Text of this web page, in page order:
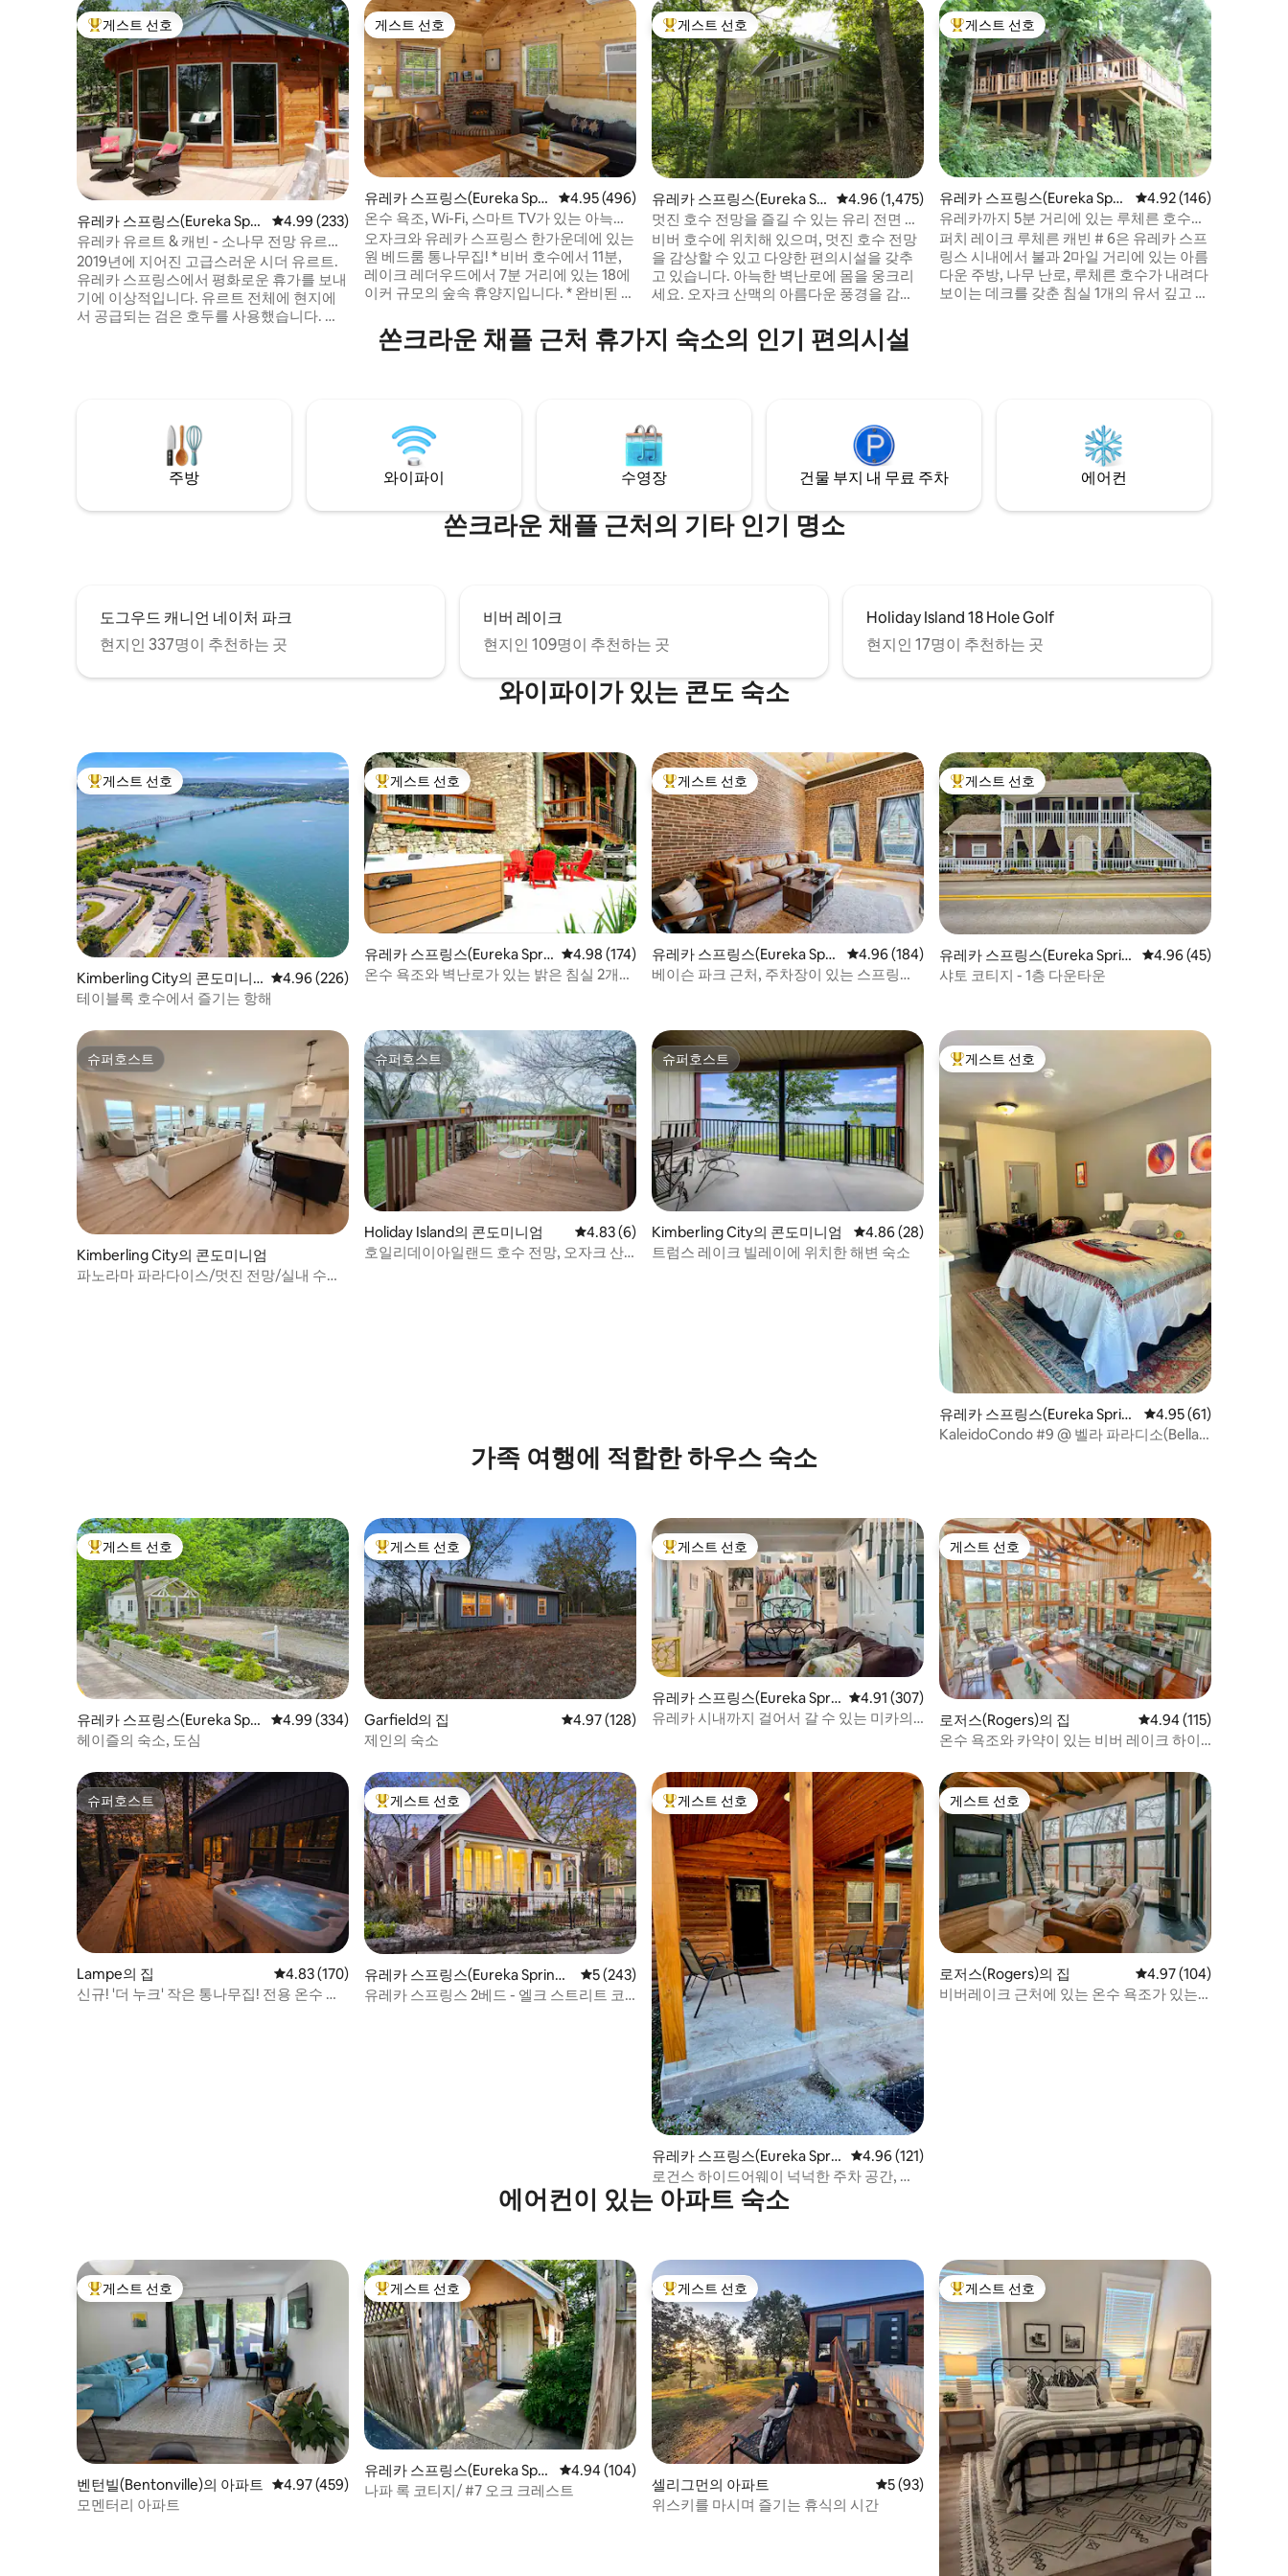
상위 게스트 선호
게스트 선호
유레카 스프링스(Eureka Spri
ngs)의 유르트
평점 4.99점(5점 만점), 후기 233개
4.99 (233)
유레카 유르트 & 캐빈 - 소나무 전망 유르트,
온수 욕조 있음
2019년에 지어진 고급스러운 시더 유르트.
유레카 스프링스에서 평화로운 휴가를 보내
기에 이상적입니다. 유르트 전체에 현지에
서 공급되는 검은 호두를 사용했습니다. 킹
파이, 에어컨, 난방, 조리에 필요한 모든 것
이 갖춰진 주방. 넓은 데크에 마련된 전용 온
수 욕조에서 자연의 풍경과 소리를 즐길 수
있습니다. 마을까지 차로 짧은 거리.
게스트 선호
게스트 선호
유레카 스프링스(Eureka Spri
ngs)의 통나무집
평점 4.95점(5점 만점), 후기 496개
4.95 (496)
온수 욕조, Wi-Fi, 스마트 TV가 있는 아늑한
캐빈
오자크와 유레카 스프링스 한가운데에 있는
원 베드룸 통나무집! * 비버 호수에서 11분,
레이크 레더우드에서 7분 거리에 있는 18에
이커 규모의 숲속 휴양지입니다. * 완비된 주
전망을 감상할 수 있는 전용 백 데크 * 자쿠
지 욕조 * 와이파이. * 넷플릭스 접속이 가능
시내까지 5마일.
상위 게스트 선호
게스트 선호
유레카 스프링스(Eureka Sp
rings)의 통나무집
평점 4.96점(5점 만점), 후기 1,475개
4.96 (1,475)
멋진 호수 전망을 즐길 수 있는 유리 전면 통
나무집
비버 호수에 위치해 있으며, 멋진 호수 전망
을 감상할 수 있고 다양한 편의시설을 갖추
고 있습니다. 아늑한 벽난로에 몸을 웅크리
세요. 오자크 산맥의 아름다운 풍경을 감상
아님)에서 휴식을 취해보세요. 유리 지붕을
통해 별과 나무 꼭대기를 바라보며, 필로우
수수료: 75달러 - 첫 번째 반려견, 25달러 -
두 번째 반려견. 최대 2마리. 고양이는 안 됩
니다.
상위 게스트 선호
게스트 선호
유레카 스프링스(Eureka Spri
ngs)의 집
평점 4.92점(5점 만점),
4.92 (146)
유레카까지 5분 거리에 있는 루체른 호수의
유서 깊은 오두막!
퍼치 레이크 루체른 캐빈 # 6은 유레카 스프
링스 시내에서 불과 2마일 거리에 있는 아름
다운 주방, 나무 난로, 루체른 호수가 내려다
보이는 데크를 갖춘 침실 1개의 유서 깊고 복
수 있습니다. 아침과 저녁에 침실 창문 밖에
사슴이 있어도 놀라지 마세요.
쏜크라운 채플 근처 휴가지 숙소의 인기 편의시설
주방 와이파이 수영장 건물 부지 내 무료 주차 에어컨
쏜크라운 채플 근처의 기타 인기 명소
도그우드 캐니언 네이처 파크
현지인 337명이 추천하는 곳
비버 레이크
현지인 109명이 추천하는 곳
Holiday Island 18 Hole Golf
현지인 17명이 추천하는 곳
와이파이가 있는 콘도 숙소
상위 게스트 선호
게스트 선호
Kimberling City의 콘도미니
엄
평점 4.96점(5점 만점), 후기 226개
4.96 (226)
테이블록 호수에서 즐기는 항해
상위 게스트 선호
게스트 선호
유레카 스프링스(Eureka Spri
ngs)의 콘도미니엄
평점 4.98점(5점 만점), 후기 174개
4.98 (174)
온수 욕조와 벽난로가 있는 밝은 침실 2개의
상위 게스트 선호
게스트 선호
유레카 스프링스(Eureka Spri
ngs)의 콘도미니엄
평점 4.96점(5점 만점), 후기 184개
4.96 (184)
베이슨 파크 근처, 주차장이 있는 스프링가
상위 게스트 선호
게스트 선호
유레카 스프링스(Eureka Sprin
gs)의 콘도미니엄
평점 4.96점(5점 만점
4.96 (45)
샤토 코티지 - 1층 다운타운
슈퍼호스트
슈퍼호스트
Kimberling City의 콘도미니엄
파노라마 파라다이스/멋진 전망/실내 수영
슈퍼호스트
슈퍼호스트
Holiday Island의 콘도미니엄 평점 4.83점(5점 만점), 후기 6개
4.83 (6)
호일리데이아일랜드 호수 전망, 오자크 산
슈퍼호스트
슈퍼호스트
Kimberling City의 콘도미니엄 평점 4.86점(5점 만점), 후기 28개
4.86 (28)
트럼스 레이크 빌레이에 위치한 해변 숙소
상위 게스트 선호
게스트 선호
유레카 스프링스(Eureka Sprin
gs)의 콘도미니엄
평점 4.95점(5점 만점
4.95 (61)
KaleidoCondo #9 @ 벨라 파라디소(Bella
가족 여행에 적합한 하우스 숙소
상위 게스트 선호
게스트 선호
유레카 스프링스(Eureka Spri
ngs)의 집
평점 4.99점(5점 만점), 후기 334개
4.99 (334)
헤이즐의 숙소, 도심
상위 게스트 선호
게스트 선호
Garfield의 집 평점 4.97점(5점 만점), 후기 128개
4.97 (128)
제인의 숙소
상위 게스트 선호
게스트 선호
유레카 스프링스(Eureka Spri
ngs)의 집
평점 4.91점(5점 만점), 후기 307개
4.91 (307)
유레카 시내까지 걸어서 갈 수 있는 미카의
게스트 선호
게스트 선호
로저스(Rogers)의 집 평점 4.94점(5점 만점),
4.94 (115)
온수 욕조와 카약이 있는 비버 레이크 하이
슈퍼호스트
슈퍼호스트
Lampe의 집 평점 4.83점(5점 만점), 후기 170개
4.83 (170)
신규! '더 누크' 작은 통나무집! 전용 온수 욕
상위 게스트 선호
게스트 선호
유레카 스프링스(Eureka Spring
s)의 집
평점 5점(5점 만점), 후기 243개
5 (243)
유레카 스프링스 2베드 - 엘크 스트리트 코
상위 게스트 선호
게스트 선호
유레카 스프링스(Eureka Sprin
gs)의 집
평점 4.96점(5점 만점), 후기 121개
4.96 (121)
로건스 하이드어웨이 넉넉한 주차 공간, 화
덕, 전용
게스트 선호
게스트 선호
로저스(Rogers)의 집 평점 4.97점(5점 만점),
4.97 (104)
비버레이크 근처에 있는 온수 욕조가 있는
에어컨이 있는 아파트 숙소
상위 게스트 선호
게스트 선호
벤턴빌(Bentonville)의 아파트 평점 4.97점(5점 만점), 후기 459개
4.97 (459)
모멘터리 아파트
상위 게스트 선호
게스트 선호
유레카 스프링스(Eureka Spri
ngs)의 아파트
평점 4.94점(5점 만점), 후기 104개
4.94 (104)
나파 록 코티지/ #7 오크 크레스트
상위 게스트 선호
게스트 선호
셀리그먼의 아파트 평점 5점(5점 만점), 후기 93개
5 (93)
위스키를 마시며 즐기는 휴식의 시간
상위 게스트 선호
게스트 선호